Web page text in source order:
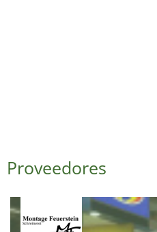
Proveedores